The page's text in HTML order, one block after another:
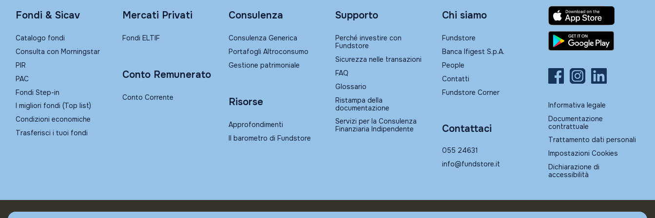
Fondi & Sicav
Catalogo fondi
Consulta con Morningstar
PIR
PAC
Fondi Step-in
I migliori fondi (Top list)
Condizioni economiche
Trasferisci i tuoi fondi
Mercati Privati
Fondi ELTIF
Conto Remunerato
Conto Corrente
Consulenza
Consulenza Generica
Portafogli Altroconsumo
Gestione patrimoniale
Risorse
Approfondimenti
Il barometro di Fundstore
Supporto
Perché investire con
Fundstore
Sicurezza nelle transazioni
FAQ
Glossario
Ristampa della
documentazione
Servizi per la Consulenza
Finanziaria Indipendente
Chi siamo
Fundstore
Banca Ifigest S.p.A.
People
Contatti
Fundstore Corner
Contattaci
055 24631
info@fundstore.it
Informativa legale
Documentazione
contrattuale
Trattamento dati personali
Impostazioni Cookies
Dichiarazione di
accessibilità